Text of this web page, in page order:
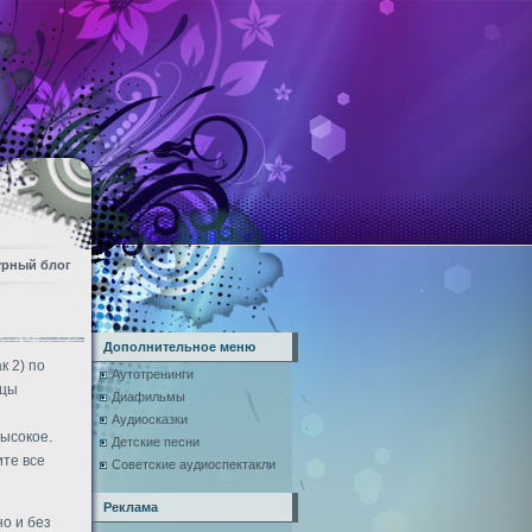
блог
2) по
все
и без
Дополнительное меню
Аутотренинги
Диафильмы
Аудиосказки
Детские песни
Советские аудиоспектакли
Реклама